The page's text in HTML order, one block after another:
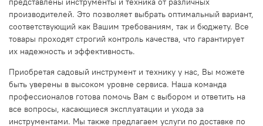
производителей. Это позволяет выбрать оптимальный вариант,
соответствующий как Вашим требованиям, так и бюджету. Все
товары проходят строгий контроль качества, что гарантирует
их надежность и эффективность.
Приобретая садовый инструмент и технику у нас, Вы можете
быть уверены в высоком уровне сервиса. Наша команда
профессионалов готова помочь Вам с выбором и ответить на
все вопросы, касающиеся эксплуатации и ухода за
инструментами. Мы также предлагаем услуги по доставке по